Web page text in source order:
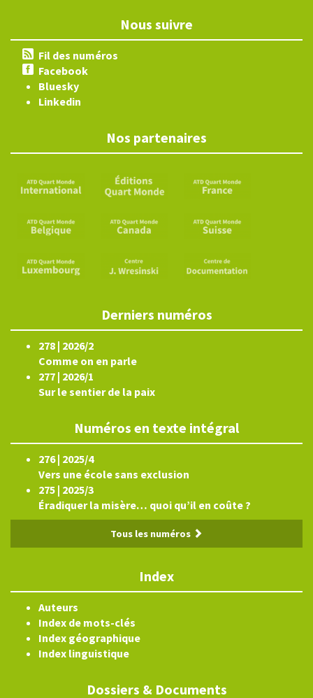
Nous suivre
Fil des numéros
Facebook
Bluesky
Linkedin
Nos partenaires
Derniers numéros
278 | 2026/2
Comme on en parle
277 | 2026/1
Sur le sentier de la paix
Numéros en texte intégral
276 | 2025/4
Vers une école sans exclusion
275 | 2025/3
Éradiquer la misère… quoi qu’il en coûte ?
Tous les numéros
Index
Auteurs
Index de mots-clés
Index géographique
Index linguistique
Dossiers & Documents